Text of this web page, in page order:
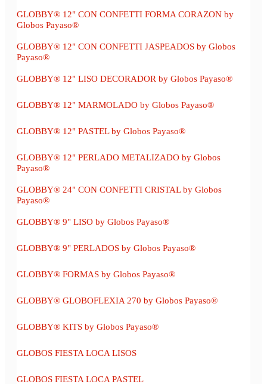
GLOBBY® 12" CON CONFETTI FORMA CORAZON by
Globos Payaso®
GLOBBY® 12" CON CONFETTI JASPEADOS by Globos
Payaso®
GLOBBY® 12" LISO DECORADOR by Globos Payaso®
GLOBBY® 12" MARMOLADO by Globos Payaso®
GLOBBY® 12" PASTEL by Globos Payaso®
GLOBBY® 12" PERLADO METALIZADO by Globos
Payaso®
GLOBBY® 24" CON CONFETTI CRISTAL by Globos
Payaso®
GLOBBY® 9" LISO by Globos Payaso®
GLOBBY® 9" PERLADOS by Globos Payaso®
GLOBBY® FORMAS by Globos Payaso®
GLOBBY® GLOBOFLEXIA 270 by Globos Payaso®
GLOBBY® KITS by Globos Payaso®
GLOBOS FIESTA LOCA LISOS
GLOBOS FIESTA LOCA PASTEL